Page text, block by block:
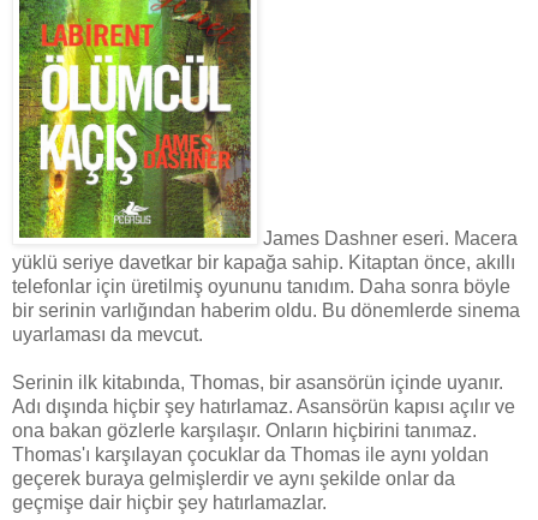
James Dashner eseri. Macera
yüklü seriye davetkar bir kapağa sahip. Kitaptan önce, akıllı
telefonlar için üretilmiş oyununu tanıdım. Daha sonra böyle
bir serinin varlığından haberim oldu. Bu dönemlerde sinema
uyarlaması da mevcut.
Serinin ilk kitabında, Thomas, bir asansörün içinde uyanır.
Adı dışında hiçbir şey hatırlamaz. Asansörün kapısı açılır ve
ona bakan gözlerle karşılaşır. Onların hiçbirini tanımaz.
Thomas'ı karşılayan çocuklar da Thomas ile aynı yoldan
geçerek buraya gelmişlerdir ve aynı şekilde onlar da
geçmişe dair hiçbir şey hatırlamazlar.